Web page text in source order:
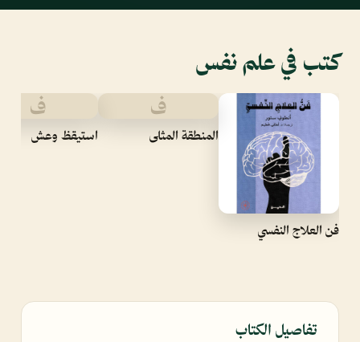
كتب في علم نفس
فن العلاج النفسي
ف
المنطقة المثلى
ف
استيقظ وعش
تفاصيل الكتاب